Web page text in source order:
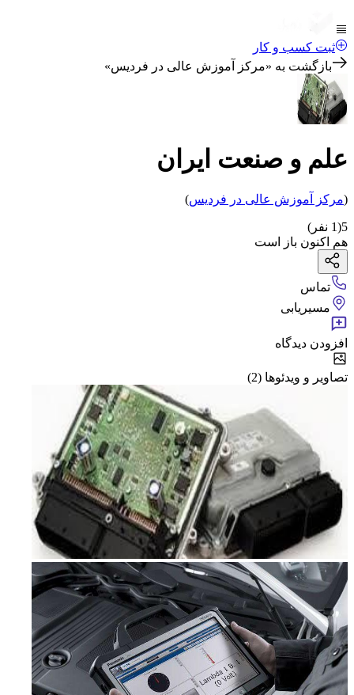
ثبت کسب و کار
بازگشت به «مرکز آموزش عالی در فردیس»
علم و صنعت ایران
(مرکز آموزش عالی در فردیس)
5
(
1 نفر)
هم اکنون باز است
تماس
مسیریابی
افزودن دیدگاه
تصاویر و ویدئوها (2)